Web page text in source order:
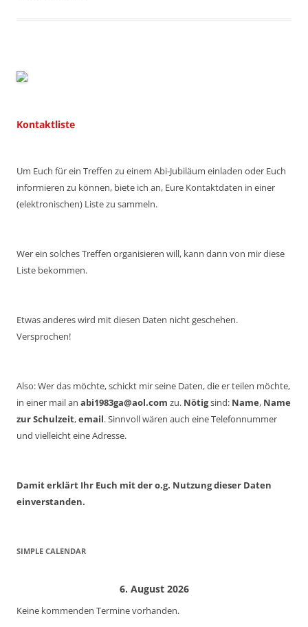
Kontaktliste
Um Euch für ein Treffen zu einem Abi-Jubiläum einladen oder Euch
informieren zu können, biete ich an, Eure Kontaktdaten in einer
(elektronischen) Liste zu sammeln.
Wer ein solches Treffen organisieren will, kann dann von mir diese
Liste bekommen.
Etwas anderes wird mit diesen Daten nicht geschehen.
Versprochen!
Also: Wer das möchte, schickt mir seine Daten, die er teilen möchte,
in einer mail an abi1983ga@aol.com zu. Nötigsind: Name, Name
zur Schulzeit,email. Sinnvoll wären auch eine Telefonnummer
und vielleicht eine Adresse.
Damit erklärt Ihr Euch mit der o.g. Nutzung dieser Daten
einverstanden.
SIMPLE CALENDAR
6. August 2026
Keine kommenden Termine vorhanden.